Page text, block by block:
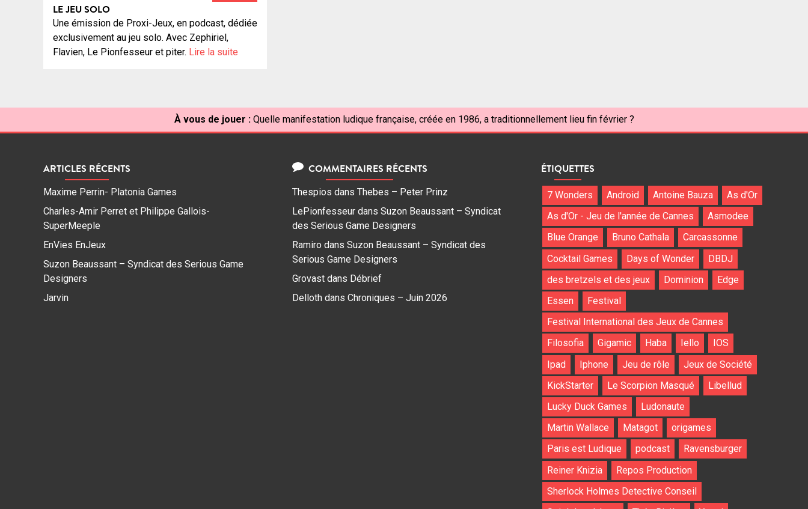
LE JEU SOLO
Une émission de Proxi-Jeux, en podcast, dédiée
exclusivement au jeu solo. Avec Zephiriel,
Flavien, Le Pionfesseur et piter. Lire la suite
À vous de jouer : Quelle manifestation ludique française, créée en 1986, a traditionnellement lieu fin février ?
ARTICLES RÉCENTS
Maxime Perrin- Platonia Games
Charles-Amir Perret et Philippe Gallois-
SuperMeeple
EnVies EnJeux
Suzon Beaussant – Syndicat des Serious Game
Designers
Jarvin
COMMENTAIRES RÉCENTS
Thespios dans Thebes – Peter Prinz
LePionfesseur dans Suzon Beaussant – Syndicat
des Serious Game Designers
Ramiro dans Suzon Beaussant – Syndicat des
Serious Game Designers
Grovast dans Débrief
Delloth dans Chroniques – Juin 2026
ÉTIQUETTES
7 Wonders Android Antoine Bauza
As d'Or
As d'Or - Jeu de l'année de Cannes
Asmodee
Blue Orange
Bruno Cathala
Carcassonne
Cocktail Games
Days of Wonder
DBDJ
des bretzels et des jeux
Dominion
Edge
Essen
Festival
Festival International des Jeux de Cannes
Filosofia
Gigamic Haba Iello
IOS
Ipad
Iphone Jeu de rôle
Jeux de Société
KickStarter
Le Scorpion Masqué
Libellud
Lucky Duck Games
Ludonaute
Martin Wallace
Matagot
origames
Paris est Ludique
podcast
Ravensburger
Reiner Knizia
Repos Production
Sherlock Holmes Detective Conseil